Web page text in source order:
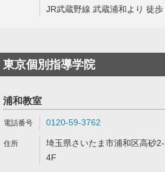
JR武蔵野線 武蔵浦和より 徒
東京個別指導学院
浦和教室
0120-59-3762
埼玉県さいたま市浦和区高砂
4F